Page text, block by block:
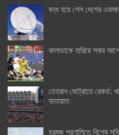
বন্ধ হয়ে গেল দেশের
কানাডাকে হারিয়ে সবার
তেহরান মেট্রোতে রেকর্ড:
যাতায়াত
হরমুজ প্রণালিতে বিশেষ